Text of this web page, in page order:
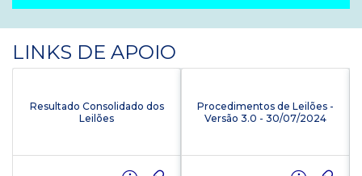
LINKS DE APOIO
Resultado Consolidado dos
Leilões
Procedimentos de Leilões -
Versão 3.0 - 30/07/2024